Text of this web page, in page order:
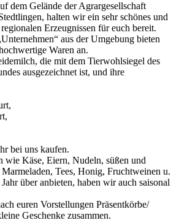
dem Gelände der Agrargesellschaft
halten wir ein sehr schönes und
Erzeugnissen für euch bereit.
aus der Umgebung bieten
Waren an.
die mit dem Tierwohlsiegel des
ausgezeichnet ist, und ihre
bei uns kaufen.
wie Käse, Eiern, Nudeln, süßen und
Tees, Honig, Fruchtweinen u.
über anbieten, haben wir auch saisonal
euren Vorstellungen Präsentkörbe/
Geschenke zusammen.